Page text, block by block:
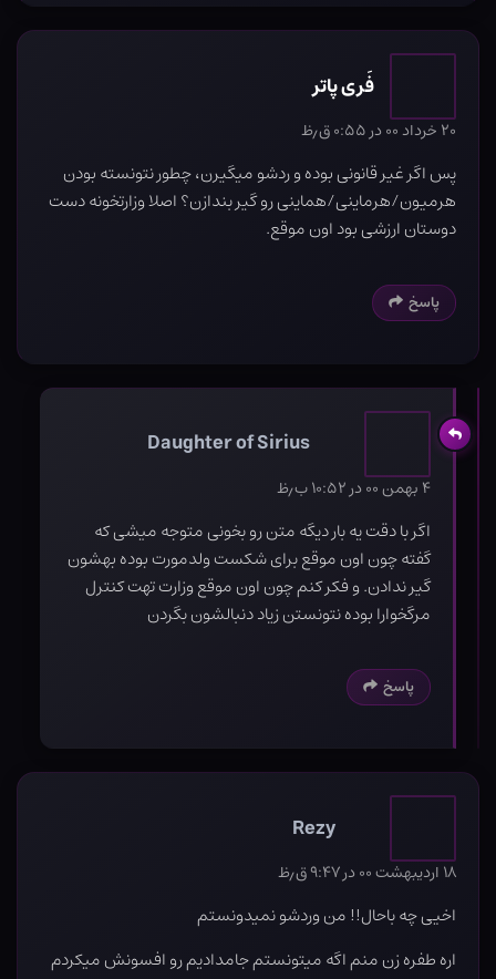
فَری پاتر
۲۰ خرداد ۰۰ در ۰:۵۵ ق٫ظ
پس اگر غیر قانونی بوده و ردشو میگیرن، چطور نتونسته بودن
هرمیون/هرماینی/هماینی رو گیر بندازن؟ اصلا وزارتخونه دست
دوستان ارزشی بود اون موقع.
پاسخ
Daughter of Sirius
۴ بهمن ۰۰ در ۱۰:۵۲ ب٫ظ
اگر با دقت یه بار دیگه متن رو بخونی متوجه میشی که
گفته چون اون موقع برای شکست ولدمورت بوده بهشون
گیر ندادن. و فکر کنم چون اون موقع وزارت تهت کنترل
مرگخوارا بوده نتونستن زیاد دنبالشون بگردن
پاسخ
Rezy
۱۸ اردیبهشت ۰۰ در ۹:۴۷ ق٫ظ
اخیی چه باحال!! من وردشو نمیدونستم
اره طفره زن منم اگه میتونستم جامدادیم رو افسونش میکردم